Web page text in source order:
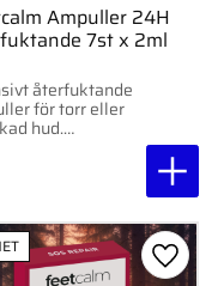
Ampuller 24H
7st x 2ml
återfuktande
för torr eller
hud.
Lägg